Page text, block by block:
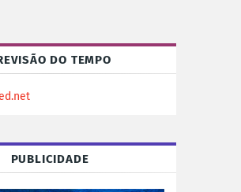
DO TEMPO
PUBLICIDADE